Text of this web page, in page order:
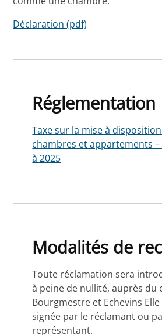
Déclaration (pdf)
Réglementation
Taxe sur la mise à
chambres et appartements –
à 2025
Modalités de
Toute réclamation sera
à peine de nullité, auprès du
Bourgmestre et Echevins
signée par le réclamant ou
représentant.